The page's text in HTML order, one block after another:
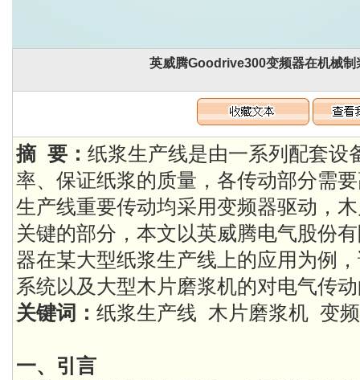
英威腾Goodrive300变频器在机械制
摘 要： 纸浆生产线是由一系列配套设
率、保证纸浆的质量，各传动部分需
生产线重要传动均采用变频器驱动，
关键的部分，本文以英威腾电气股份
器在某大型纸浆生产线上的应用为例
系统以及大型木片磨浆机的对电气传
关键词： 纸浆生产线 木片磨浆机 变
一、引言